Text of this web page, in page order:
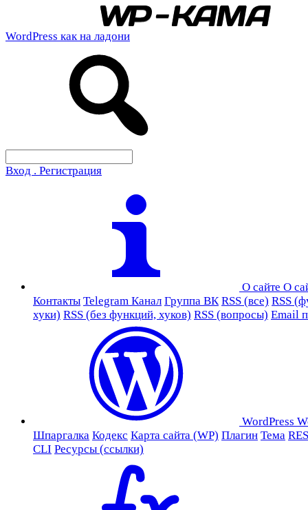
WordPress как на ладони
Вход . Регистрация
О сайте О
Контакты Telegram Канал Группа ВК RSS (все) RSS
хуки) RSS (без функций, хуков) RSS (вопросы) Email
WordPress
Шпаргалка Кодекс Карта сайта (WP) Плагин Тема
CLI Ресурсы (ссылки)